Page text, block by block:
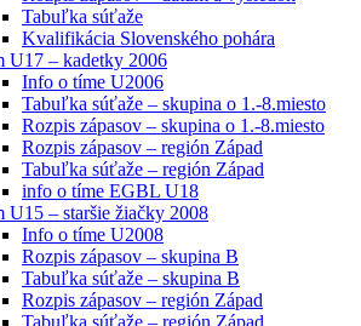
Tabuľka súťaže
Kvalifikácia Slovenského pohára
U17 – kadetky 2006
Info o tíme U2006
Tabuľka súťaže – skupina o 1.-8.miesto
Rozpis zápasov – skupina o 1.-8.miesto
Rozpis zápasov – región Západ
Tabuľka súťaže – región Západ
info o tíme EGBL U18
U15 – staršie žiačky 2008
Info o tíme U2008
Rozpis zápasov – skupina B
Tabuľka súťaže – skupina B
Rozpis zápasov – región Západ
Tabuľka súťaže – región Západ